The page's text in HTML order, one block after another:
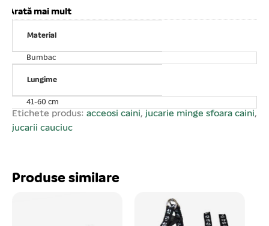
activi și dornici de exerciții în aer liber;Ușor de igienizat.
Setul conține 4 jucărie din sfoară împletită de diferite
dimensiuni. Atenție! Ca în cazul oricărui alt produs, este
important să vă supravegheați animalul de companie în
timpul jocului. Verificați produsul în mod regulat și
înlocuiți- l în cazul în care este deteriorat sau îi lipsesc
piese pentru a evita o eventuală rănire a animalului de
companie. Se vinde ambalat câte 4 buc/set! Prețul afișat
este per buc!
Arată mai mult
Material
Bumbac
Lungime
41-60 cm
Etichete produs: acceosi caini, jucarie minge sfoara caini,
jucarii cauciuc
Produse similare